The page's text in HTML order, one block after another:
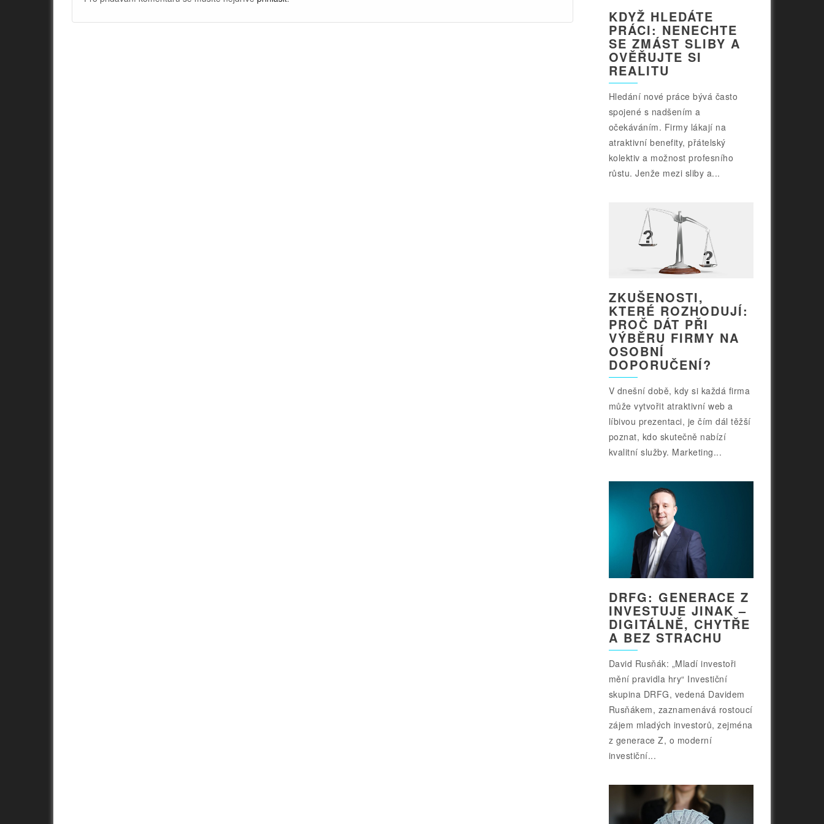
KDYŽ HLEDÁTE
PRÁCI: NENECHTE
SE ZMÁST SLIBY A
OVĚŘUJTE SI
REALITU
Hledání nové práce bývá často
spojené s nadšením a
očekáváním. Firmy lákají na
atraktivní benefity, přátelský
kolektiv a možnost profesního
růstu. Jenže mezi sliby a...
ZKUŠENOSTI,
KTERÉ ROZHODUJÍ:
PROČ DÁT PŘI
VÝBĚRU FIRMY NA
OSOBNÍ
DOPORUČENÍ?
V dnešní době, kdy si každá firma
může vytvořit atraktivní web a
líbivou prezentaci, je čím dál těžší
poznat, kdo skutečně nabízí
kvalitní služby. Marketing...
DRFG: GENERACE Z
INVESTUJE JINAK –
DIGITÁLNĚ, CHYTŘE
A BEZ STRACHU
David Rusňák: „Mladí investoři
mění pravidla hry“ Investiční
skupina DRFG, vedená Davidem
Rusňákem, zaznamenává rostoucí
zájem mladých investorů, zejména
z generace Z, o moderní
investiční...